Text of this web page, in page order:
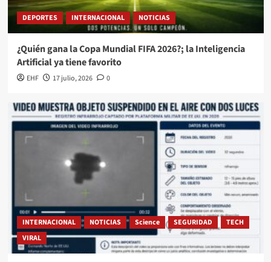
DEPORTES INTERNACIONAL NOTICIAS
¿Quién gana la Copa Mundial FIFA 2026?; la Inteligencia
Artificial ya tiene favorito
EHF 17 julio, 2026 0
INTERNACIONAL NOTICIAS Science SEGURIDAD
TECH
VIRAL